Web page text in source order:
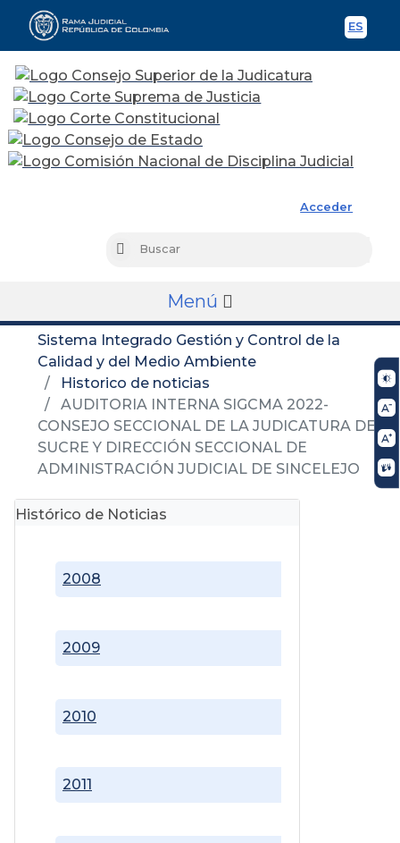
ES
Acceder
Buscar
Menú
Sistema Integrado Gestión y Control de la
Calidad y del Medio Ambiente
Historico de noticias
AUDITORIA INTERNA SIGCMA 2022-
CONSEJO SECCIONAL DE LA JUDICATURA DE
SUCRE Y DIRECCIÓN SECCIONAL DE
ADMINISTRACIÓN JUDICIAL DE SINCELEJO
Histórico de Noticias
2008
2009
2010
2011